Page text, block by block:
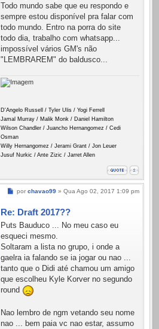
Todo mundo sabe que eu respondo e
sempre estou disponível pra falar com
todo mundo. Entro na porra do site
todo dia, trabalho com whatsapp...
impossível vários GM's não
"LEMBRAREM" do baldusco...
D'Angelo Russell / Tyler Ulis / Yogi Ferrell
Jamal Murray / Malik Monk / Daniel Hamilton
Wilson Chandler / Juancho Hernangomez / Cedi
Osman
Willy Hernangomez / Jerami Grant / Jon Leuer
Jusuf Nurkic / Ante Zizic / Jarret Allen
Mensagem
por chavao99 » Qua Ago 02, 2017 1:09 pm
Re: Draft 2017??
Puts Bauduco ... No meu caso eu
esqueci mesmo.
Soltaram a lista no grupo, i onde a
gaelra ia falando se ia jogar ou nao ...
tanto que o Didi até chamou um amigo
que escolheu Kyle Korver no segundo
round
Nao lembro de ngm vetando seu nome
nao ... bem paia vc nao estar, assumo